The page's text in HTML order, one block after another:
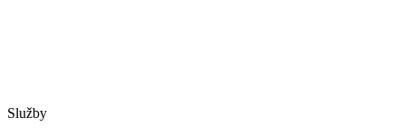
Služby